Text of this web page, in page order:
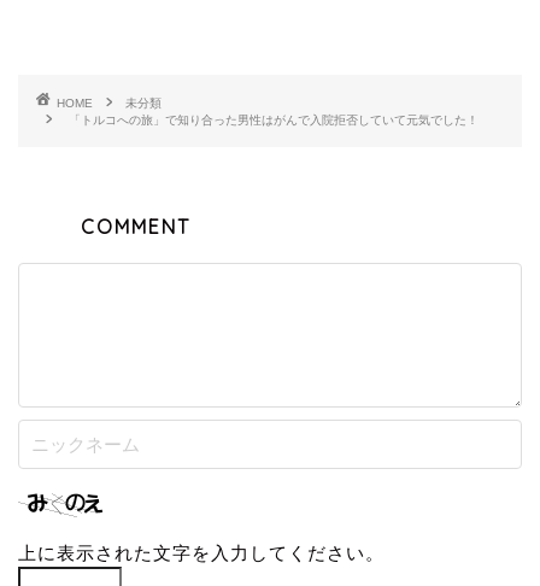
HOME
未分類
「トルコへの旅」で知り合った男性はがんで入院拒否していて元気でした！
COMMENT
上に表示された文字を入力してください。